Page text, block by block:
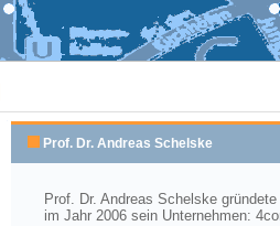
Prof. Dr. Andreas Schelske
Prof. Dr. Andreas Schelske
im Jahr 2006 sein Unternehmen: